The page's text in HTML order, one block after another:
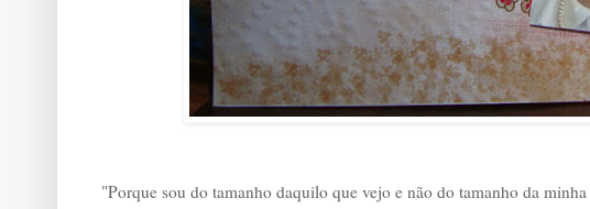
"Porque sou do tamanho daquilo que vejo e não do tamanho da